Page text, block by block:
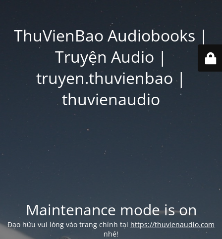
ThuVienBao Audiobooks |
Truyện Audio |
truyen.thuvienbao |
thuvienaudio
Maintenance mode is on
Đạo hữu vui lòng vào trang chính tại https://thuvienaudio.com
nhé!